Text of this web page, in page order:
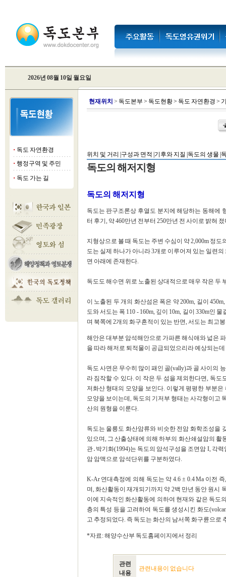
2026년 08월 10일 월요일
■ 독도 자연환경
■ 행정구역 및 주민
■ 독도 가는 길
현재위치 > 독도본부 > 독도현황> 독도 자연환경 >
위치 및 거리 | 구성과 면적 | 기후와 지질 | 독도의 생물 |
독도의 해저지형
독도의 해저지형
독도는 판구조론상 후열도 분지에 해당하는 동해에
터 후기, 약 460만년 전부터 250만년 전 사이로 밝혀 졌
지형상으로 볼 때 독도는 주변 수심이 약 2,000m 정
도는 실제 하나가 아니라 3개로 이루어져 있는 일련
면 아래에 존재한다.
독도도 해수면 위로 노출된 상대적으로 매우 작은 두
이 노출된 두 개의 화산섬은 폭은 약 200m, 길이
도와 서도는 폭 110 - 160m, 깊이 10m, 길이 330m인
며 북쪽에 2개의 화구흔적이 있는 반면, 서도는 최고
해안은 대부분 암석해안으로 가파른 해식애와 넓은
을 따라 해저로 퇴적물이 공급되었으리라 예상되는
독도 사면은 무수히 많이 패인 골(vally)과 골 사이의
라 짐작할 수 있다. 이 작은 두 섬을 제외한다면, 독
저화산 형태의 모양을 보인다. 이렇게 평평한 부분
모양을 보이는데, 독도의 기저부 형태는 사각형이고
산의 원형을 이룬다.
독도는 울릉도 화산암류와 비슷한 전암 화학조성을
있으며, 그 산출상태에 의해 하부의 화산쇄설암의
관․박기화(1994)는 독도의 암석구성을 조면암 I, 각
암 암맥으로 암석단위를 구분하였다.
K-Ar 연대측정에 의해 독도는 약 4.6 ± 0.4 Ma 이전
며, 화산활동이 재개되기까지 약 2백 만년 동안 원시
이에 지속적인 화산활동에 의하여 현재와 같은 독도
층의 특성 등을 고려하여 독도를 생성시킨 화도
고 추정되었다. 즉 독도는 화산의 남서쪽 화구륜으로
*자료: 해양수산부 독도홈페이지에서 정리
관련
내용
관련내용이 없습니다